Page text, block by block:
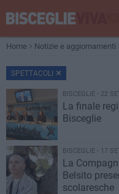
Home Notizie e aggiornamenti
SPETTACOLI
BISCEGLIE - 22
La finale
Bisceglie
BISCEGLIE - 17
La
Belsito
scolaresche